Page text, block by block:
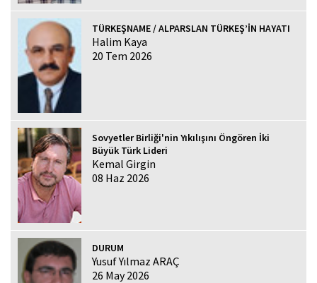
TÜRKEŞNAME / ALPARSLAN TÜRKEŞ’İN HAYATI
Halim Kaya
20 Tem 2026
Sovyetler Birliği'nin Yıkılışını Öngören İki
Büyük Türk Lideri
Kemal Girgin
08 Haz 2026
DURUM
Yusuf Yılmaz ARAÇ
26 May 2026